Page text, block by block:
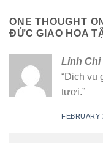
ONE THOUGHT
ĐỨC GIAO HOA
Linh Chi
“Dịch vụ
tươi.”
FEBRUARY